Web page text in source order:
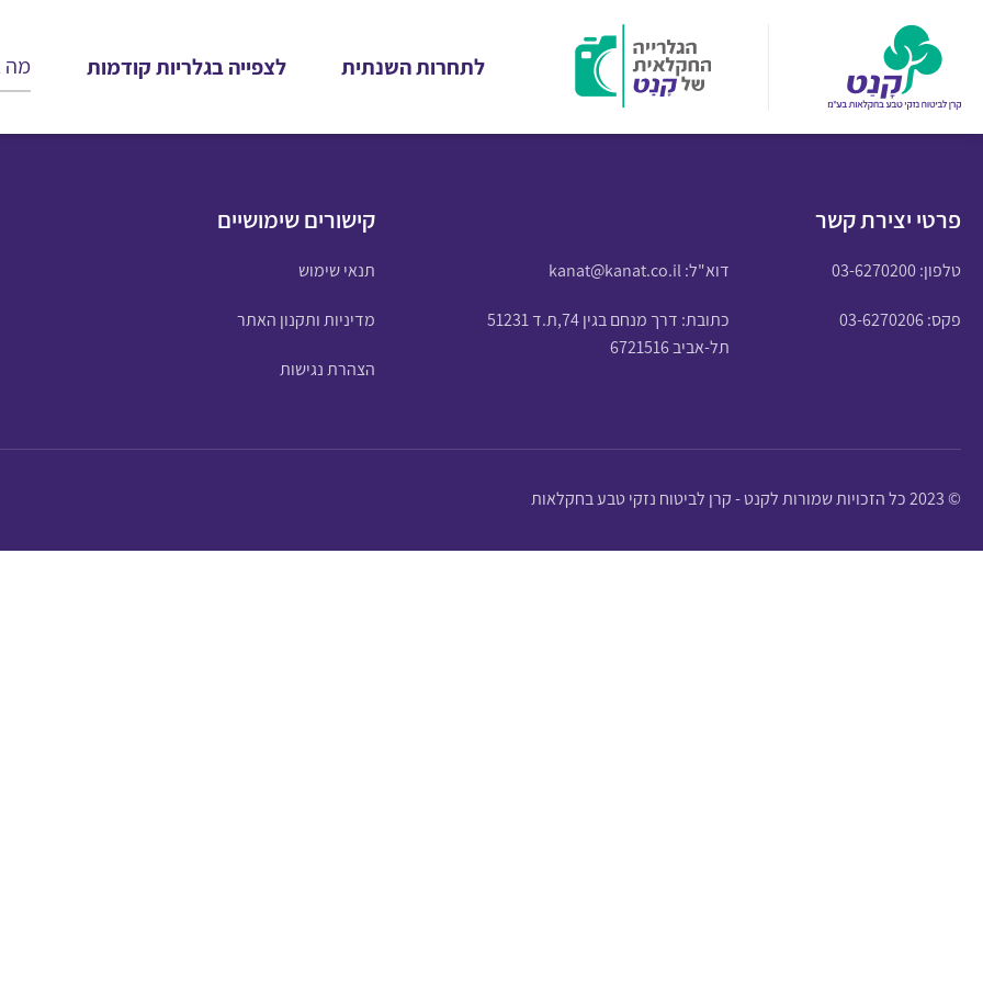
לתחרות השנתית לצפייה בגלריות קודמות
פרטי יצירת קשר
טלפון:03-6270200 דוא"ל:kanat@kanat.co.il
פקס: 03-6270206
כתובת: דרך מנחם בגין 74,ת.ד 51231
תל-אביב 6721516
קישורים שימושיים
תנאי שימוש
מדיניות ותקנון האתר
הצהרת נגישות
© 2023 כל הזכויות שמורות לקנט - קרן לביטוח נזקי טבע בחקלאות